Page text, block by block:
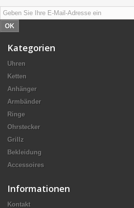
OK
Kategorien
Uhren
Ketten
Anhänger
Armbänder
Ringe
Ohrstecker
Grillz
Bekleidung
Accessoires
Informationen
Kontakt